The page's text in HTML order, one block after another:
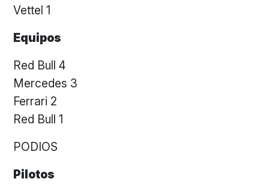
Vettel 1
Equipos
Red Bull 4
Mercedes 3
Ferrari 2
Red Bull 1
PODIOS
Pilotos